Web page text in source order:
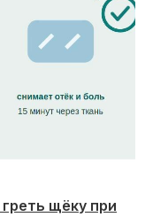
щёку при